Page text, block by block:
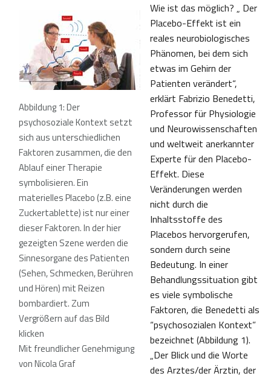
Abbildung 1: Der
psychosoziale Kontext setzt
sich aus unterschiedlichen
Faktoren zusammen, die den
Ablauf einer Therapie
symbolisieren. Ein
materielles Placebo (z.B. eine
Zuckertablette) ist nur einer
dieser Faktoren. In der hier
gezeigten Szene werden die
Sinnesorgane des Patienten
(Sehen, Schmecken, Berühren
und Hören) mit Reizen
bombardiert. Zum
Vergrößern auf das Bild
klicken
Mit freundlicher Genehmigung
von Nicola Graf
Wie ist das möglich? „ Der
Placebo-Effekt ist ein
reales neurobiologisches
Phänomen, bei dem sich
etwas im Gehirn der
Patienten verändert“,
erklärt Fabrizio Benedetti,
Professor für Physiologie
und Neurowissenschaften
und weltweit anerkannter
Experte für den Placebo-
Effekt. Diese
Veränderungen werden
nicht durch die
Inhaltsstoffe des
Placebos hervorgerufen,
sondern durch seine
Bedeutung. In einer
Behandlungssituation gibt
es viele symbolische
Faktoren, die Benedetti als
“psychosozialen Kontext”
bezeichnet (Abbildung 1).
„Der Blick und die Worte
des Arztes/der Ärztin, der